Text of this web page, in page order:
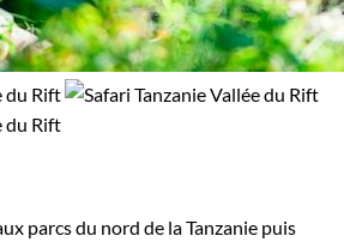
parcs du nord de la Tanzanie puis